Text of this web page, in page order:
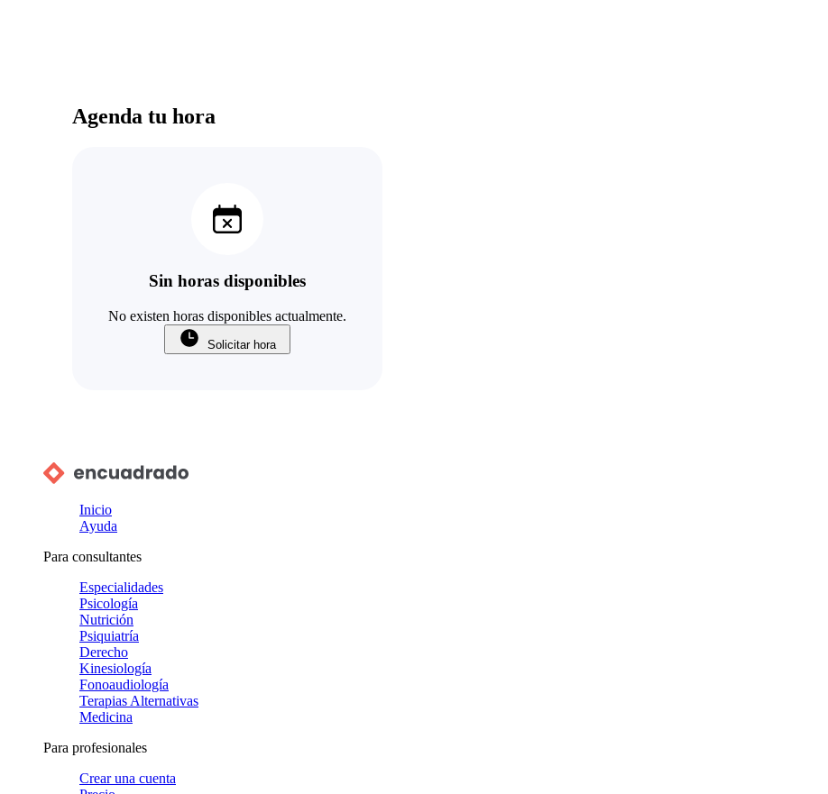
Agenda tu hora
Sin horas disponibles
No existen horas disponibles actualmente.
Solicitar hora
Inicio
Ayuda
Para consultantes
Especialidades
Psicología
Nutrición
Psiquiatría
Derecho
Kinesiología
Fonoaudiología
Terapias Alternativas
Medicina
Para profesionales
Crear una cuenta